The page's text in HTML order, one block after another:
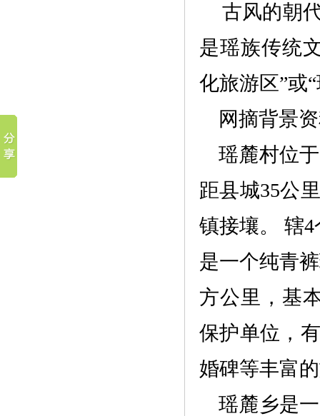
古风的朝
是瑶族传统
化旅游区”或“
网摘背景
瑶麓村位
距县城35公
镇接壤。 辖4
是一个纯青
方公里，基
保护单位，
婚碑等丰富
瑶麓乡是